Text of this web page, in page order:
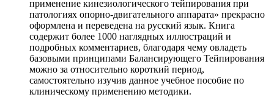
применение кинезиологического тейпирования при
патологиях опорно-двигательного аппарата» прекрасно
оформлена и переведена на русский язык. Книга
содержит более 1000 наглядных иллюстраций и
подробных комментариев, благодаря чему овладеть
базовыми принципами Балансирующего Тейпирования
можно за относительно короткий период,
самостоятельно изучив данное учебное пособие по
клиническому применению методики.